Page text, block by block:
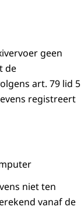
geen
de
art. 79 lid 5
registreert
niet ten
vanaf de